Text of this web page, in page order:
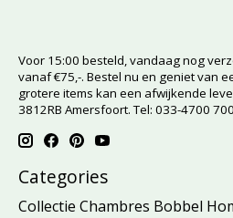
Voor 15:00 besteld, vandaag nog
vanaf €75,-. Bestel nu en geniet van
grotere items kan een afwijkende
3812RB Amersfoort. Tel: 033-4700 700
Categories
Collectie Chambres Bobbel